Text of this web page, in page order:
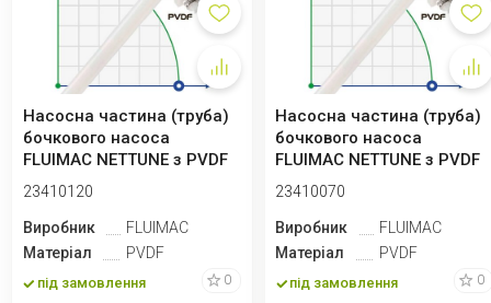
Насосна частина (труба)
бочкового насоса
FLUIMAC NETTUNE з PVDF
(вал HASTELLO...
23410120
Виробник
FLUIMAC
Матеріал
PVDF
під замовлення 0
Насосна частина (труба)
бочкового насоса
FLUIMAC NETTUNE з PVDF
(вал HASTELLO...
23410070
Виробник
FLUIMAC
Матеріал
PVDF
під замовлення 0